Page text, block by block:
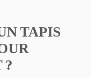
TAPIS
?